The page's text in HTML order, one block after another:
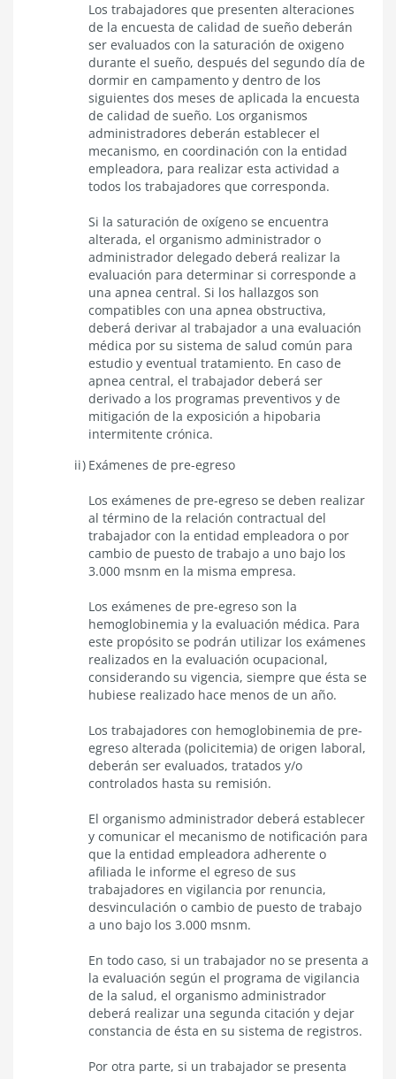
Los trabajadores que presenten alteraciones
de la encuesta de calidad de sueño deberán
ser evaluados con la saturación de oxigeno
durante el sueño, después del segundo día de
dormir en campamento y dentro de los
siguientes dos meses de aplicada la encuesta
de calidad de sueño. Los organismos
administradores deberán establecer el
mecanismo, en coordinación con la entidad
empleadora, para realizar esta actividad a
todos los trabajadores que corresponda.
Si la saturación de oxígeno se encuentra
alterada, el organismo administrador o
administrador delegado deberá realizar la
evaluación para determinar si corresponde a
una apnea central. Si los hallazgos son
compatibles con una apnea obstructiva,
deberá derivar al trabajador a una evaluación
médica por su sistema de salud común para
estudio y eventual tratamiento. En caso de
apnea central, el trabajador deberá ser
derivado a los programas preventivos y de
mitigación de la exposición a hipobaria
intermitente crónica.
Exámenes de pre-egreso
Los exámenes de pre-egreso se deben realizar
al término de la relación contractual del
trabajador con la entidad empleadora o por
cambio de puesto de trabajo a uno bajo los
3.000 msnm en la misma empresa.
Los exámenes de pre-egreso son la
hemoglobinemia y la evaluación médica. Para
este propósito se podrán utilizar los exámenes
realizados en la evaluación ocupacional,
considerando su vigencia, siempre que ésta se
hubiese realizado hace menos de un año.
Los trabajadores con hemoglobinemia de pre-
egreso alterada (policitemia) de origen laboral,
deberán ser evaluados, tratados y/o
controlados hasta su remisión.
El organismo administrador deberá establecer
y comunicar el mecanismo de notificación para
que la entidad empleadora adherente o
afiliada le informe el egreso de sus
trabajadores en vigilancia por renuncia,
desvinculación o cambio de puesto de trabajo
a uno bajo los 3.000 msnm.
En todo caso, si un trabajador no se presenta a
la evaluación según el programa de vigilancia
de la salud, el organismo administrador
deberá realizar una segunda citación y dejar
constancia de ésta en su sistema de registros.
Por otra parte, si un trabajador se presenta